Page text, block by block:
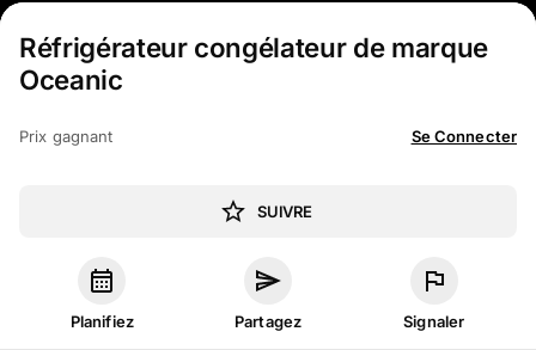
Réfrigérateur congélateur de marque
Oceanic
Prix gagnant Se Connecter
SUIVRE
Planifiez Partagez Signaler